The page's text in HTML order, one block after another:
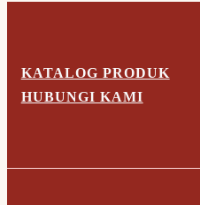
KATALOG PRODUK
HUBUNGI KAMI